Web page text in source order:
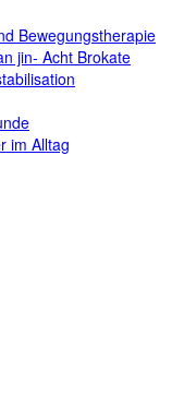
Bewegungstherapie
jin- Acht Brokate
im Alltag